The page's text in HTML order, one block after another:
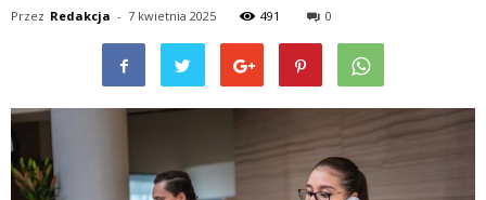
Przez Redakcja - 7 kwietnia 2025 491 0